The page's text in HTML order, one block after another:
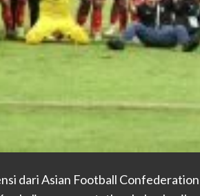
dari Asian Football Confederation